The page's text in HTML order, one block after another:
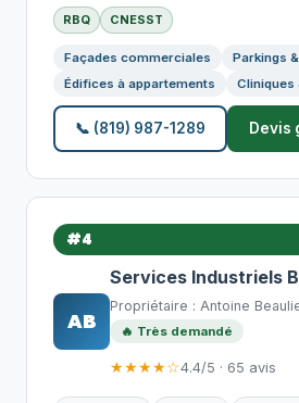
RBQ CNESST
Façades commerciales
Parkings
Édifices à appartements
Cliniques
📞 (819) 987-1289 Devis
#4
AB
Services Industriels
Propriétaire : Antoine
🔥 Très demandé
★★★★☆4.4/5 · 65 avis